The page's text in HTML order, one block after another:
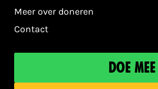
Meer over doneren
Contact
Doe mee